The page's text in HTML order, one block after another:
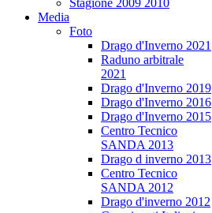
Stagione 2009 2010
Media
Foto
Drago d'Inverno 2021
Raduno arbitrale
2021
Drago d'Inverno 2019
Drago d'Inverno 2016
Drago d'Inverno 2015
Centro Tecnico
SANDA 2013
Drago d inverno 2013
Centro Tecnico
SANDA 2012
Drago d'inverno 2012